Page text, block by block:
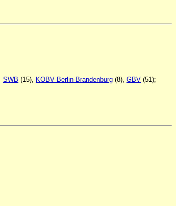
SWB (15), KOBV Berlin-Brandenburg (8), GBV (51);